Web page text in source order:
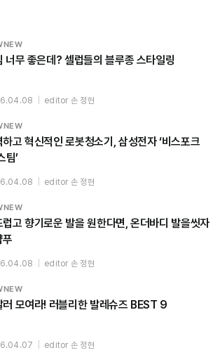
너무 좋은데? 셀럽들의 블루종 스타일링
editor 손 정현
하고 혁신적인 로봇청소기, 삼성전자 ‘비스포크
팀’
editor 손 정현
럽고 향기로운 발을 원한다면, 온더바디 발을씻자
푸
editor 손 정현
러 모여라! 러블리한 발레슈즈 BEST 9
editor 손 정현